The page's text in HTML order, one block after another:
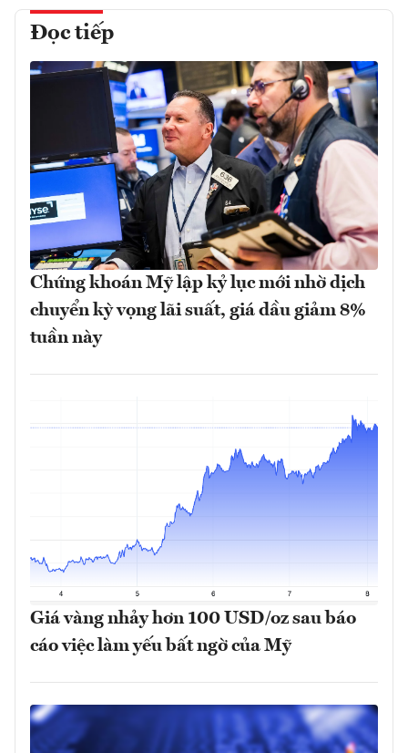
Đọc tiếp
Chứng khoán Mỹ lập kỷ lục mới nhờ dịch
chuyển kỳ vọng lãi suất, giá dầu giảm 8%
tuần này
Giá vàng nhảy hơn 100 USD/oz sau báo
cáo việc làm yếu bất ngờ của Mỹ